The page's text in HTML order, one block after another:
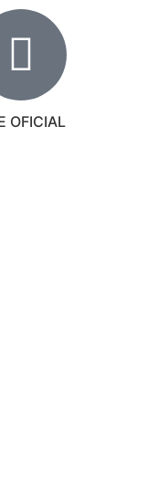
OFICIAL